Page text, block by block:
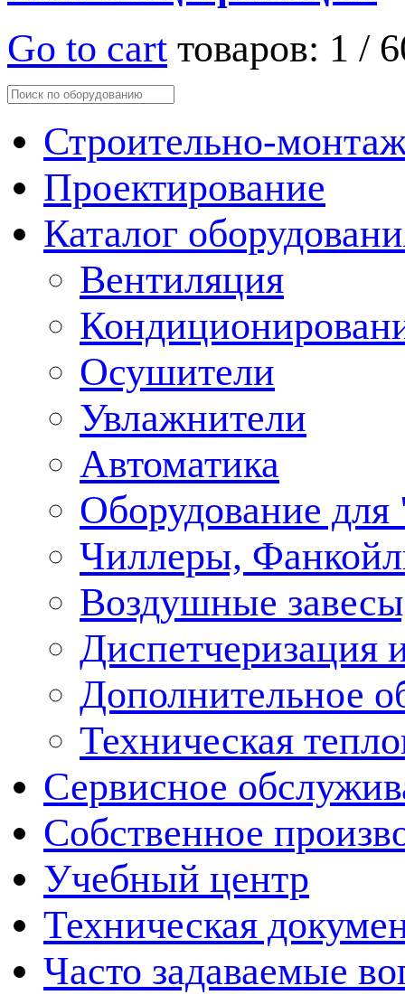
Go to cart товаров: 1 /
Строительно-
Проектирование
Каталог
Вентиляция
Осушители
Увлажнители
Автоматика
Оборудование
Чиллеры,
Воздушные
Диспетчеризация
Дополнительное
Техническая
Сервисное
Собственное
Учебный центр
Техническая
Часто задаваемые